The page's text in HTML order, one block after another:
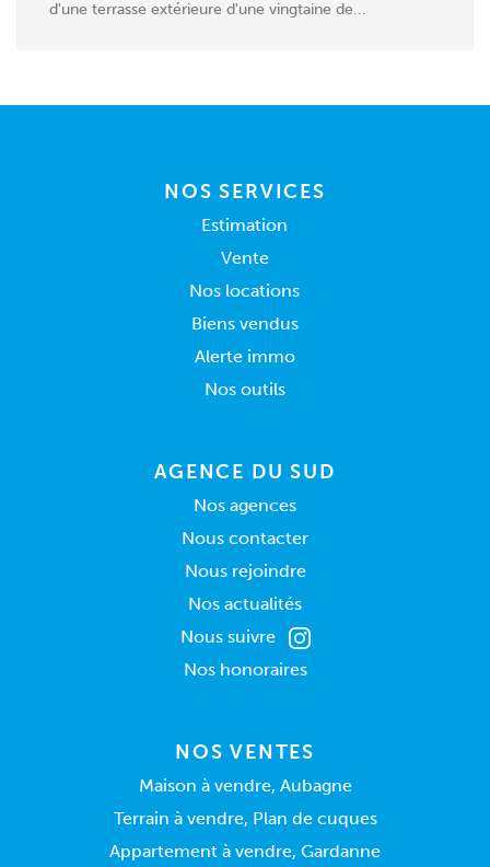
d'une terrasse extérieure d'une vingtaine de...
NOS SERVICES
Estimation
Vente
Nos locations
Biens vendus
Alerte immo
Nos outils
AGENCE DU SUD
Nos agences
Nous contacter
Nous rejoindre
Nos actualités
Nous suivre
Nos honoraires
NOS VENTES
Maison à vendre, Aubagne
Terrain à vendre, Plan de cuques
Appartement à vendre, Gardanne